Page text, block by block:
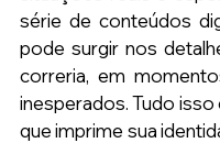
série de conteúdos
pode surgir nos
correria, em
inesperados. Tudo isso
que imprime sua